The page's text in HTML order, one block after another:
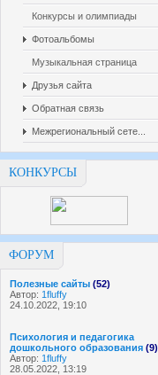
Конкурсы и олимпиады
Фотоальбомы
Музыкальная страница
Друзья сайта
Обратная связь
Межрегиональный сете...
КОНКУРСЫ
ФОРУМ
Полезные сайты (52)
Автор: 1fluffy
24.10.2022, 19:10
Психология и педагогика
дошкольного образования (9)
Автор: 1fluffy
28.05.2022, 13:19